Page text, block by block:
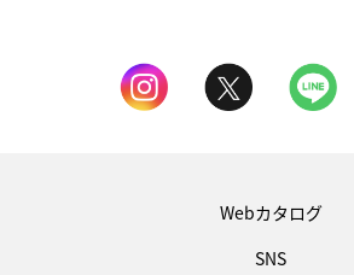
Webカタログ
SNS